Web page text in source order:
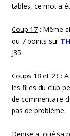
tables, ce mot a
Coup 1 7 : Même
ou 7 points sur
J35.
Coups 18 et 23 :
les filles du club
de commentaire
pas de problème.
Denise a joué sa